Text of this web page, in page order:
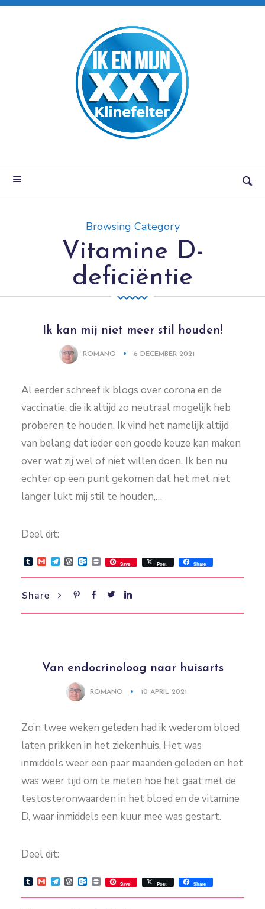
Browsing Category
Vitamine D-
deficiëntie
Ik kan mij niet meer stil houden!
ROMANO 6 DECEMBER 2021
Al eerder schreef ik blogs over corona en de
vaccinatie, die ik altijd zo neutraal mogelijk heb
proberen te houden. Ik vind het namelijk altijd
van belang dat ieder een goede keuze kan maken
over wat zij wel of niet willen doen. Ik ben nu
echter op een punt gekomen dat het met niet
langer lukt mij stil te houden,…
Deel dit:
Tumblr
GmailTelegram
WordPress
Outlook.com
PrintSave Post Share
Share
Van endocrinoloog naar huisarts
ROMANO 10 APRIL 2021
Zo’n twee weken geleden had ik wederom bloed
laten prikken in het ziekenhuis. Het was
inmiddels weer een paar maanden geleden en het
was weer tijd om te meten hoe het gaat met de
testosteronwaarden in het bloed en de vitamine
D, waar inmiddels een kuur mee was gestart.
Deel dit:
Tumblr
GmailTelegram
WordPress
Outlook.com
PrintSave Post Share